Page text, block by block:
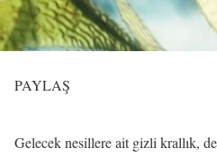
PAYLAŞ
Gelecek nesillere ait gizli krallık,